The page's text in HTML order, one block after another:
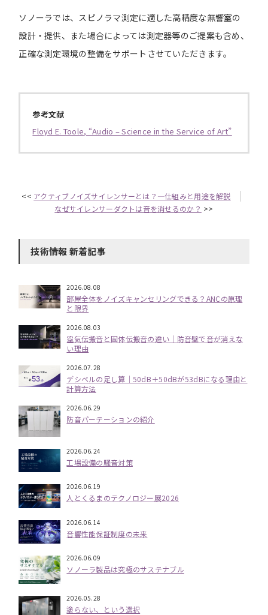
ソノーラでは、スピノラマ測定に適した高精度な無響室の
設計・提供、また場合によっては測定器等のご提案も含め、
正確な測定環境の整備をサポートさせていただきます。
参考文献
Floyd E. Toole, “Audio – Science in the Service of Art”
<< アクティブノイズサイレンサーとは？—仕組みと用途を解説
なぜサイレンサーダクトは音を消せるのか？ >>
技術情報 新着記事
2026.08.08
部屋全体をノイズキャンセリングできる？ANCの原理
と限界
2026.08.03
空気伝搬音と固体伝搬音の違い｜防音壁で音が消えな
い理由
2026.07.28
デシベルの足し算｜50dB＋50dBが53dBになる理由と
計算方法
2026.06.29
防音パーテーションの紹介
2026.06.24
工場設備の騒音対策
2026.06.19
人とくるまのテクノロジー展2026
2026.06.14
音響性能保証制度の未来
2026.06.09
ソノーラ製品は究極のサステナブル
2026.05.28
塗らない、という選択